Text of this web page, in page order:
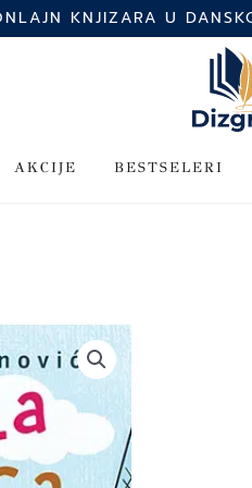
KNJIZARA U
AKCIJE BESTSELERI